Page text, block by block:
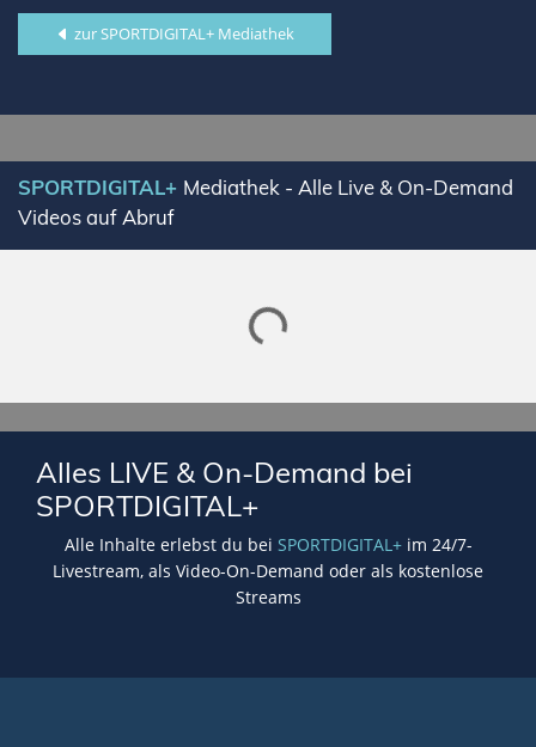
zur SPORTDIGITAL+ Mediathek
SPORTDIGITAL+ Mediathek - Alle Live & On-Demand
Videos auf Abruf
Lade SPORTDIGITAL+ Mediathek
Alles LIVE & On-Demand bei
SPORTDIGITAL+
Alle Inhalte erlebst du bei SPORTDIGITAL+im 24/7-
Livestream, als Video-On-Demand oder als kostenlose
Streams